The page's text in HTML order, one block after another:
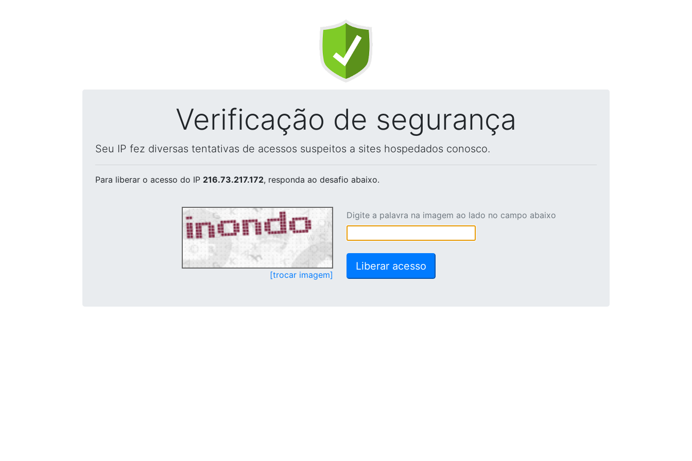
Verificação de segurança
Seu IP fez diversas tentativas de acessos suspeitos a sites hospedados conosco.
Para liberar o acesso do IP 216.73.217.172, responda ao desafio abaixo.
[trocar imagem]
Digite a palavra na imagem ao lado no campo abaixo